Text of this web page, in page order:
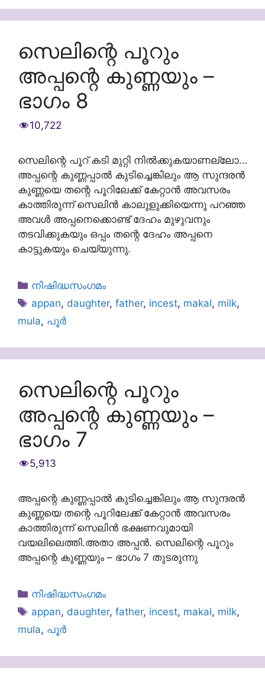
സെലിന്റെ പൂറും
അപ്പന്റെ കുണ്ണയും –
ഭാഗം 8
10,722
സെലിന്റെ പൂറ് കടി മുറ്റി നില്‍ക്കുകയാണല്ലോ…
അപ്പന്റെ കുണ്ണപ്പാല്‍ കുടിച്ചെങ്കിലും ആ സുന്ദരന്‍
കുണ്ണയെ തന്റെ പൂറിലേക്ക് കേറ്റാന്‍ അവസരം
കാത്തിരുന്ന് സെലിന്‍ കാലുളുക്കിയെന്നു പറഞ്ഞ
അവള്‍ അപ്പനെക്കൊണ്ട് ദേഹം മുഴുവനും
തടവിക്കുകയും ഒപ്പം തന്റെ ദേഹം അപ്പനെ
കാട്ടുകയും ചെയ്യുന്നു.
Categories
നിഷിദ്ധസംഗമം
Tags
appan, daughter,father, incest, makal, milk,
mula, പൂർ
സെലിന്റെ പൂറും
അപ്പന്റെ കുണ്ണയും –
ഭാഗം 7
5,913
അപ്പന്റെ കുണ്ണപ്പാല്‍ കുടിച്ചെങ്കിലും ആ സുന്ദരന്‍
കുണ്ണയെ തന്റെ പൂറിലേക്ക് കേറ്റാന്‍ അവസരം
കാത്തിരുന്ന് സെലിന്‍ ഭക്ഷണവുമായി
വയലിലെത്തി.അതാ അപ്പന്‍. സെലിന്റെ പൂറും
അപ്പന്റെ കുണ്ണയും – ഭാഗം 7 തുടരുന്നു
Categories
നിഷിദ്ധസംഗമം
Tags
appan, daughter,father, incest, makal, milk,
mula, പൂർ